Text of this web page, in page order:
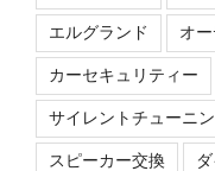
エルグランド オ
カーセキュリティー
サイレントチューニ
スピーカー交換